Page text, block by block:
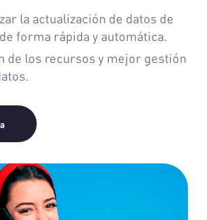
la actualización de datos de
forma rápida y automática.
de los recursos y mejor gestión